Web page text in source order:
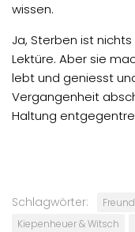
wissen.
Ja, Sterben ist
Lektüre. Aber sie
lebt und geniesst
Vergangenheit
Haltung
Schlagwörter:
Kiepenheuer & Witsch